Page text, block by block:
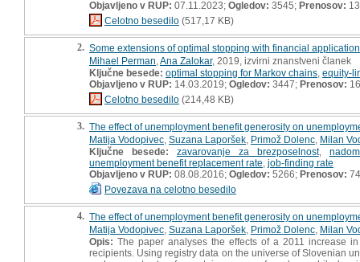
Objavljeno v RUP: 07.11.2023; Ogledov: 3545; Prenosov: 13
Celotno besedilo (517,17 KB)
2. Some extensions of optimal stopping with financial
Mihael Perman Ana Zalokar, 2019, izvirni znanstveni članek
Ključne besede: optimal stopping for Markov chains equity-
Objavljeno v RUP: 14.03.2019; Ogledov: 3447; Prenosov:
Celotno besedilo (214,48 KB)
3. The effect of unemployment benefit generosity on
Matija Vodopivec Suzana Laporšek Primož Dolenc Milan
Ključne besede:
zavarovanje za brezposelnost,
unemployment benefit replacement rate job-finding rate
Objavljeno v RUP: 08.08.2016; Ogledov: 5266; Prenosov: 74
Povezava na celotno besedilo
4. The effect of unemployment benefit generosity on
Matija Vodopivec Suzana Laporšek Primož Dolenc Milan
Opis: The paper analyses the effects of a 2011 increase
recipients. Using registry data on the universe of Slovenian